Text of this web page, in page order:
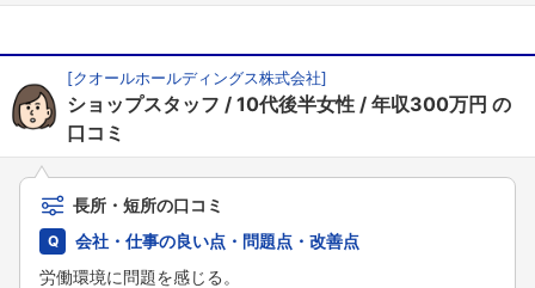
[クオールホールディングス株式会社]
ショップスタッフ 10代後半女性 年収300万円 の
口コミ
長所・短所の口コミ
会社・仕事の良い点・問題点・改善点
労働環境に問題を感じる。